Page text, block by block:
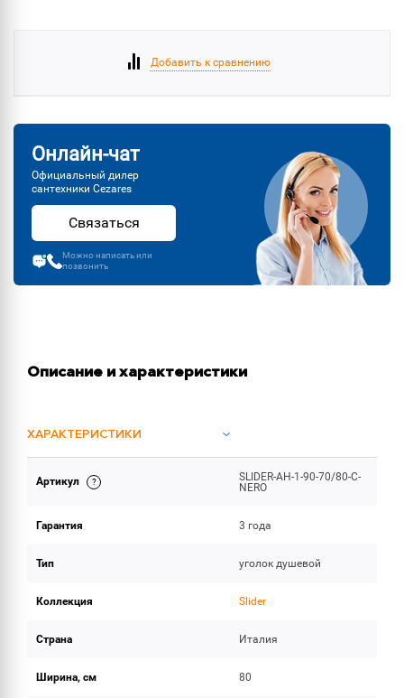
Добавить к сравнению
Онлайн-чат
Официальный дилер
сантехники Cezares
Связаться
Можно написать или
позвонить
Описание и характеристики
ХАРАКТЕРИСТИКИ
ОБЪЕМ ПОСТАВКИ
Артикул
SLIDER-AH-1-90-70/80-C-
NERO
Гарантия 3 года
Тип уголок душевой
Коллекция Slider
Страна Италия
Ширина, см 80